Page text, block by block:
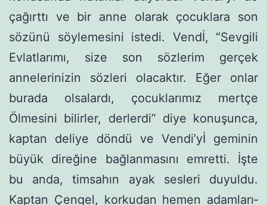
çağırttı ve bir anne olarak çocuklara son
sözünü söylemesini istedi. Vendİ, “Sevgili
Evlatlarımı, size son sözlerim gerçek
annelerinizin sözleri ola­caktır. Eğer onlar
burada olsalardı, çocuklarımız mertçe
Ölmesini bilirler, derlerdi” diye konuşunca,
kaptan deliye döndü ve Vendi’yİ gemi­nin
büyük direğine bağlanmasını emretti. İşte
bu anda, timsahın ayak sesleri duyuldu.
Kaptan Çengel, korkudan hemen adamları­